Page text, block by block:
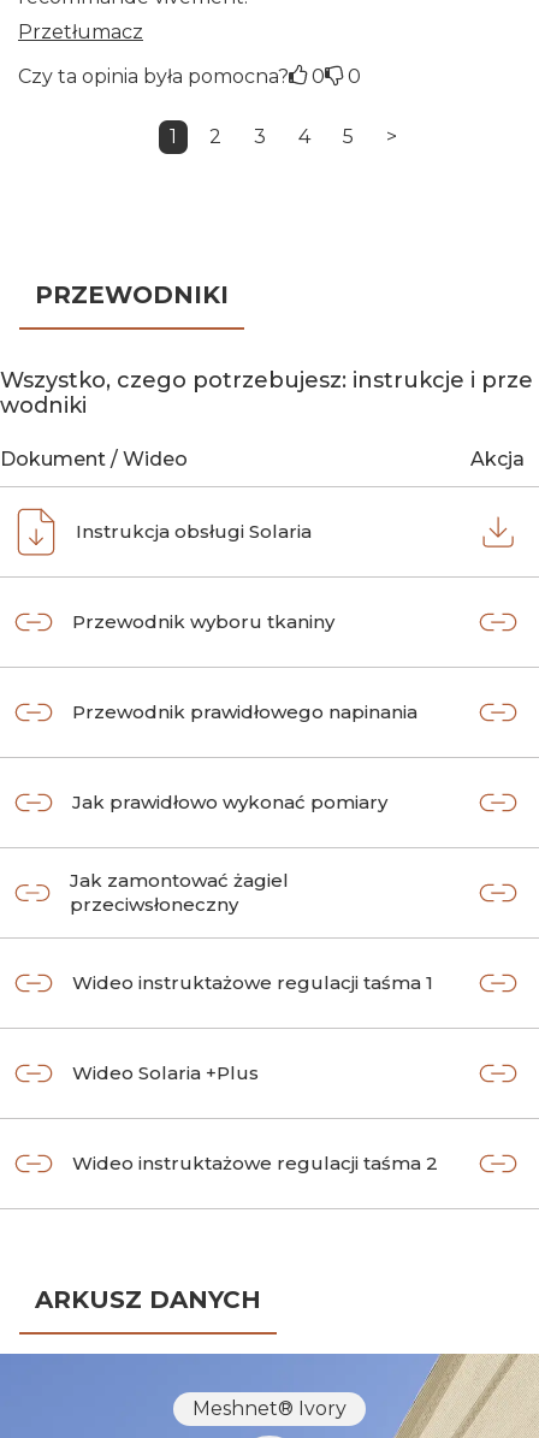
Przetłumacz
Czy ta opinia była pomocna?
0 0
1 2 3 4 5 >
PRZEWODNIKI
Wszystko, czego potrzebujesz: instrukcje i prze
wodniki
Dokument / Wideo Akcja
Instrukcja obsługi Solaria
Przewodnik wyboru tkaniny
Przewodnik prawidłowego napinania
Jak prawidłowo wykonać pomiary
Jak zamontować żagiel
przeciwsłoneczny
Wideo instruktażowe regulacji taśma 1
Wideo Solaria +Plus
Wideo instruktażowe regulacji taśma 2
ARKUSZ DANYCH
Meshnet® Ivory